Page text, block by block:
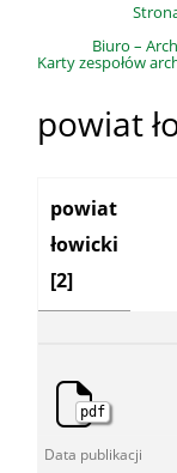
Biuro –
Karty zespołów
powiat
Kategoria:
powiat
łowicki
[2]
pdf